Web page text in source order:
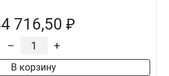
716,50 ₽
– +
В корзину